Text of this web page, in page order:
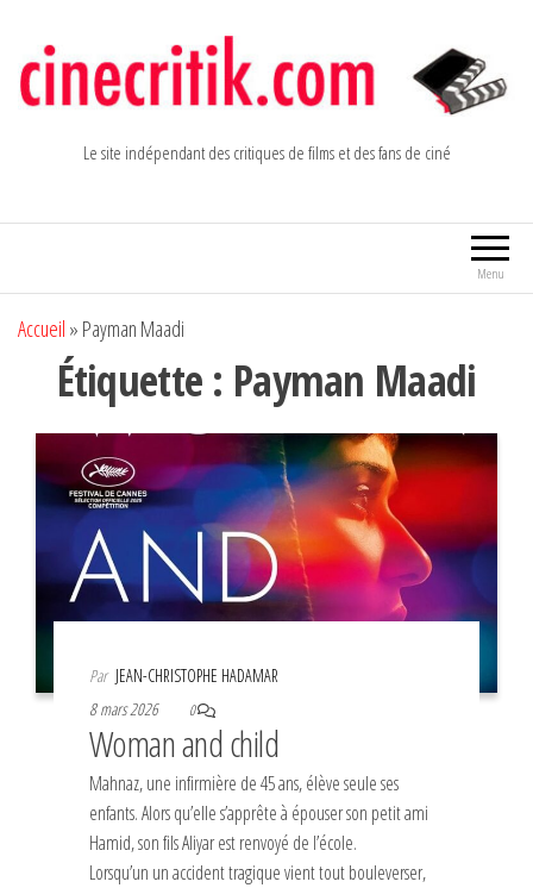
contenu
Le site indépendant des critiques de films et des fans de ciné
Menu
Accueil » Payman Maadi
Étiquette : Payman Maadi
Par JEAN-CHRISTOPHE HADAMAR
8 mars 2026
0
Woman and child
Mahnaz, une infirmière de 45 ans, élève seule ses
enfants. Alors qu’elle s’apprête à épouser son petit ami
Hamid, son fils Aliyar est renvoyé de l’école.
Lorsqu’un un accident tragique vient tout bouleverser,